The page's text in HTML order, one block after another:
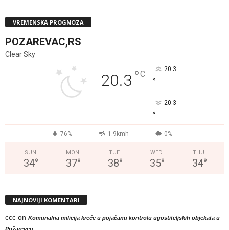
VREMENSKA PROGNOZA
POZAREVAC,RS
Clear Sky
20.3 °C 20.3
°
20.3
°
76% 1.9kmh 0%
SUN
34°
MON
37°
TUE
38°
WED
35°
THU
34°
NAJNOVIJI KOMENTARI
ccc on Komunalna milicija kreće u pojačanu kontrolu ugostiteljskih objekata u